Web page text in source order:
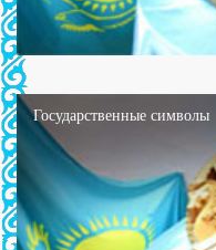
Государственные символы